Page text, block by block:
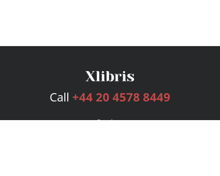
Call +44 20 4578 8449
Services